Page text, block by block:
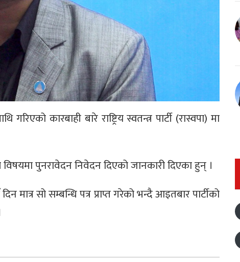
कारबाही बारे राष्ट्रिय स्वतन्त्र पार्टी (रास्वपा) मा
पुनरावेदन निवेदन दिएको जानकारी दिएका हुन् ।
सो सम्बन्धि पत्र प्राप्त गरेको भन्दै आइतबार पार्टीको